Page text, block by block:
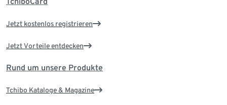
Jetzt kostenlos registrieren
Jetzt Vorteile entdecken
Rund um unsere Produkte
Tchibo Kataloge & Magazine